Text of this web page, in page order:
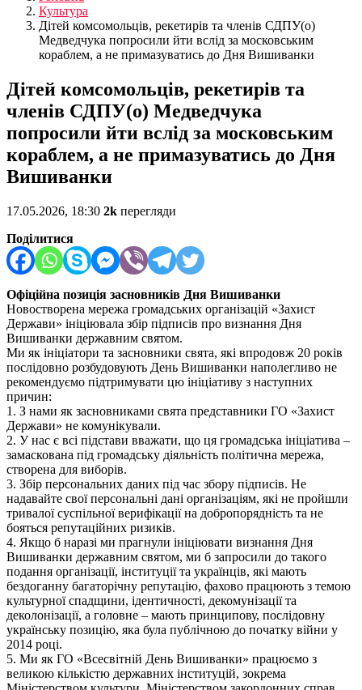
Культура
Дітей комсомольців, рекетирів та членів СДПУ(о)
Медведчука попросили йти вслід за московським
кораблем, а не примазуватись до Дня Вишиванки
Дітей комсомольців, рекетирів та
членів СДПУ(о) Медведчука
попросили йти вслід за московським
кораблем, а не примазуватись до Дня
Вишиванки
17.05.2026, 18:30 2k перегляди
Поділитися
Офіційна позиція засновників Дня Вишиванки
Новостворена мережа громадських організацій «Захист
Держави» ініціювала збір підписів про визнання Дня
Вишиванки державним святом.
Ми як ініціатори та засновники свята, які впродовж 20 років
послідовно розбудовують День Вишиванки наполегливо не
рекомендуємо підтримувати цю ініціативу з наступних
причин:
1. З нами як засновниками свята представники ГО «Захист
Держави» не комунікували.
2. У нас є всі підстави вважати, що ця громадська ініціатива –
замаскована під громадську діяльність політична мережа,
створена для виборів.
3. Збір персональних даних під час збору підписів. Не
надавайте свої персональні дані організаціям, які не пройшли
тривалої суспільної верифікації на добропорядність та не
бояться репутаційних ризиків.
4. Якщо б наразі ми прагнули ініціювати визнання Дня
Вишиванки державним святом, ми б запросили до такого
подання організації, інституції та українців, які мають
бездоганну багаторічну репутацію, фахово працюють з темою
культурної спадщини, ідентичності, декомунізації та
деколонізації, а головне – мають принципову, послідовну
українську позицію, яка була публічною до початку війни у
2014 році.
5. Ми як ГО «Всесвітній День Вишиванки» працюємо з
великою кількістю державних інституцій, зокрема